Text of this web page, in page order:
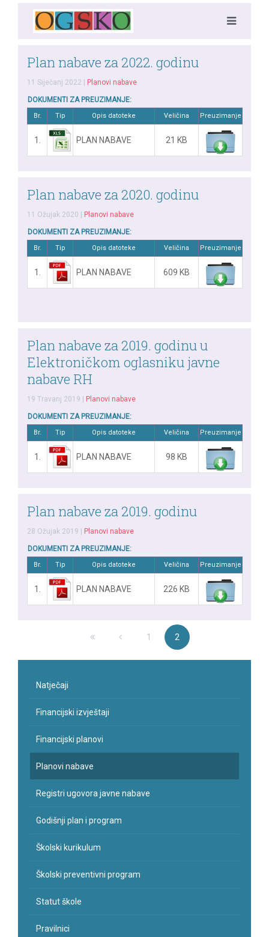
Plan nabave za 2022. godinu
11 Siječanj 2022 Planovi nabave
DOKUMENTI ZA PREUZIMANJE:
Br. Tip Opis datoteke Veličina Preuzimanje
1. PLAN NABAVE 21 KB
Plan nabave za 2020. godinu
11 Ožujak 2020 Planovi nabave
DOKUMENTI ZA PREUZIMANJE:
Br. Tip Opis datoteke Veličina Preuzimanje
1. PLAN NABAVE 609 KB
Plan nabave za 2019. godinu u
Elektroničkom oglasniku javne
nabave RH
19 Travanj 2019 Planovi nabave
DOKUMENTI ZA PREUZIMANJE:
Br. Tip Opis datoteke Veličina Preuzimanje
1. PLAN NABAVE 98 KB
Plan nabave za 2019. godinu
28 Ožujak 2019 Planovi nabave
DOKUMENTI ZA PREUZIMANJE:
Br. Tip Opis datoteke Veličina Preuzimanje
1. PLAN NABAVE 226 KB
1 2
Natječaji
Financijski izvještaji
Financijski planovi
Planovi nabave
Registri ugovora javne nabave
Godišnji plan i program
Školski kurikulum
Školski preventivni program
Statut škole
Pravilnici